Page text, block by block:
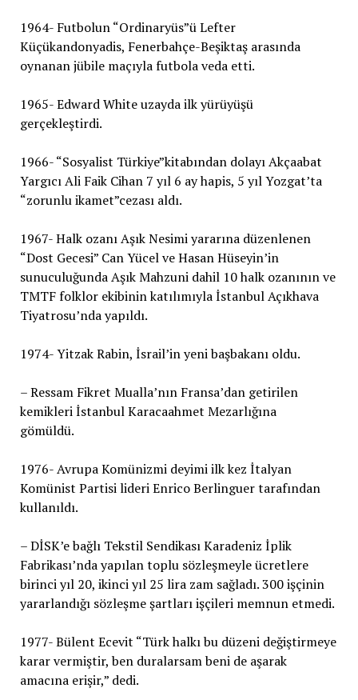
1964- Futbolun “Ordinaryüs”ü Lefter
Küçükandonyadis, Fenerbahçe-Beşiktaş arasında
oynanan jübile maçıyla futbola veda etti.
1965- Edward White uzayda ilk yürüyüşü
gerçekleştirdi.
1966- “Sosyalist Türkiye”kitabından dolayı Akçaabat
Yargıcı Ali Faik Cihan 7 yıl 6 ay hapis, 5 yıl Yozgat’ta
“zorunlu ikamet”cezası aldı.
1967- Halk ozanı Aşık Nesimi yararına düzenlenen
“Dost Gecesi” Can Yücel ve Hasan Hüseyin’in
sunuculuğunda Aşık Mahzuni dahil 10 halk ozanının ve
TMTF folklor ekibinin katılımıyla İstanbul Açıkhava
Tiyatrosu’nda yapıldı.
1974- Yitzak Rabin, İsrail’in yeni başbakanı oldu.
– Ressam Fikret Mualla’nın Fransa’dan getirilen
kemikleri İstanbul Karacaahmet Mezarlığına
gömüldü.
1976- Avrupa Komünizmi deyimi ilk kez İtalyan
Komünist Partisi lideri Enrico Berlinguer tarafından
kullanıldı.
– DİSK’e bağlı Tekstil Sendikası Karadeniz İplik
Fabrikası’nda yapılan toplu sözleşmeyle ücretlere
birinci yıl 20, ikinci yıl 25 lira zam sağladı. 300 işçinin
yararlandığı sözleşme şartları işçileri memnun etmedi.
1977- Bülent Ecevit “Türk halkı bu düzeni değiştirmeye
karar vermiştir, ben duralarsam beni de aşarak
amacına erişir,” dedi.